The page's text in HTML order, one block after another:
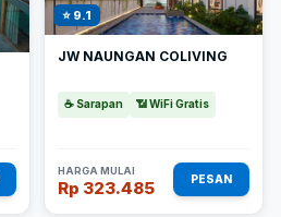
⭐ 9.1
JW NAUNGAN COLIVING
☕ Sarapan 📶 WiFi Gratis
HARGA MULAI
Rp 323.485 PESAN